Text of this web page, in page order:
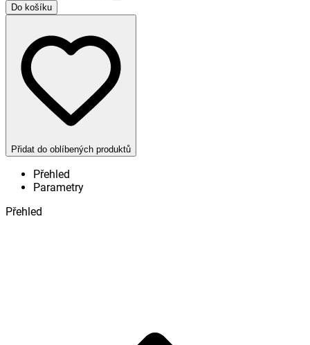
Do košíku
Přidat do oblíbených produktů
Přehled
Parametry
Přehled